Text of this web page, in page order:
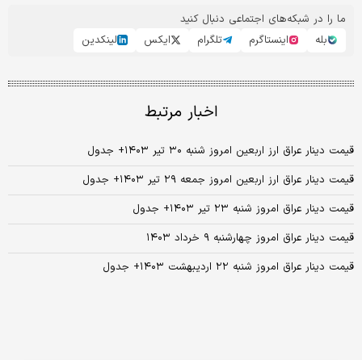
ما را در شبکه‌های اجتماعی دنبال کنید
بله
اینستاگرم تلگرام ایکس لینکدین
اخبار مرتبط
قیمت دینار عراق ارز اربعین امروز شنبه ۳۰ تیر ۱۴۰۳+ جدول
قیمت دینار عراق ارز اربعین امروز جمعه ۲۹ تیر ۱۴۰۳+ جدول
قیمت دینار عراق امروز شنبه ۲۳ تیر ۱۴۰۳+ جدول
قیمت دینار عراق امروز چهارشنبه ۹ خرداد ۱۴۰۳
قیمت دینار عراق امروز شنبه ۲۲ اردیبهشت ۱۴۰۳+ جدول